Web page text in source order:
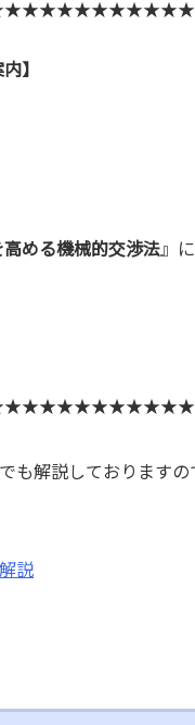
】
める機械的交渉法』
も解説しておりますの
説